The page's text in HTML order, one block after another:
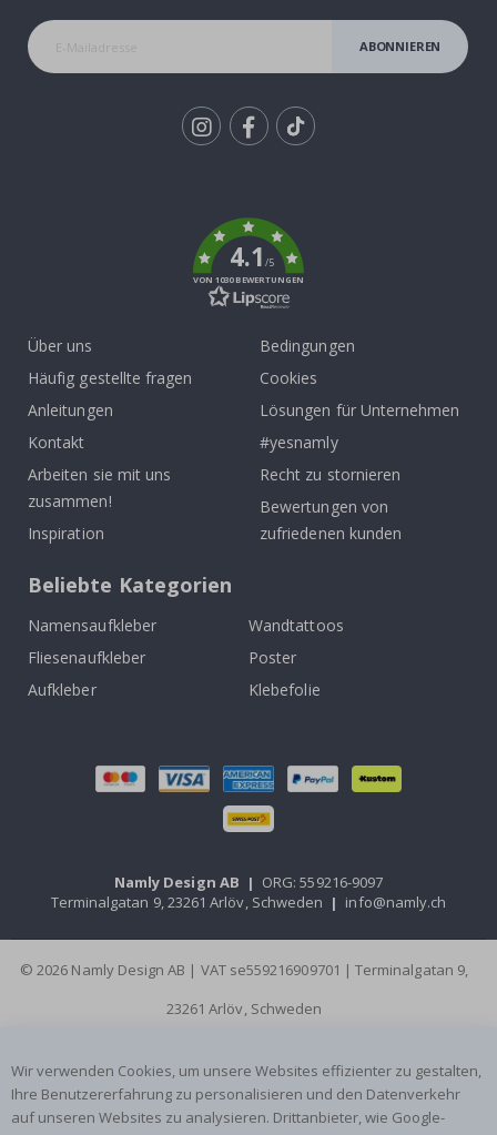
ABONNIEREN
4.1/5
VON 1030 BEWERTUNGEN
Über uns
Häufig gestellte fragen
Anleitungen
Kontakt
Arbeiten sie mit uns
zusammen!
Inspiration
Bedingungen
Cookies
Lösungen für Unternehmen
#yesnamly
Recht zu stornieren
Bewertungen von
zufriedenen kunden
Beliebte Kategorien
Namensaufkleber
Wandtattoos
Fliesenaufkleber
Poster
Aufkleber
Klebefolie
Namly Design AB | ORG: 559216-9097
Terminalgatan 9, 23261 Arlöv, Schweden | info@namly.ch
© 2026 Namly Design AB | VAT se559216909701 | Terminalgatan 9,
23261 Arlöv, Schweden
Wir verwenden Cookies, um unsere Websites effizienter zu gestalten,
Ihre Benutzererfahrung zu personalisieren und den Datenverkehr
auf unseren Websites zu analysieren. Drittanbieter, wie Google-